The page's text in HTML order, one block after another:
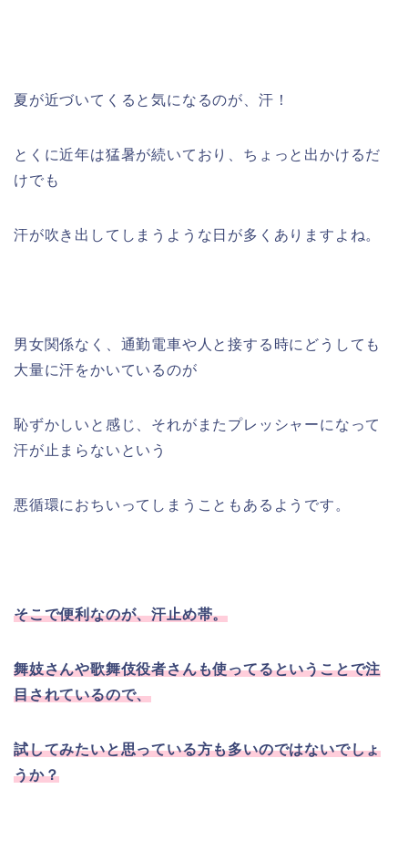
夏が近づいてくると気になるのが、汗！
とくに近年は猛暑が続いており、ちょっと出かけるだ
けでも
汗が吹き出してしまうような日が多くありますよね。
男女関係なく、通勤電車や人と接する時にどうしても
大量に汗をかいているのが
恥ずかしいと感じ、それがまたプレッシャーになって
汗が止まらないという
悪循環におちいってしまうこともあるようです。
そこで便利なのが、汗止め帯。
舞妓さんや歌舞伎役者さんも使ってるということで注
目されているので、
試してみたいと思っている方も多いのではないでしょ
うか？